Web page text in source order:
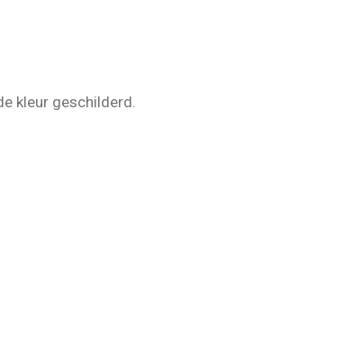
kleur geschilderd.